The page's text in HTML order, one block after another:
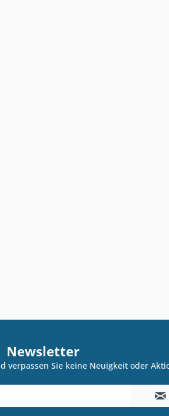
Newsletter
Sie keine Neuigkeit oder